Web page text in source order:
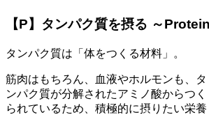
【P】タンパク質を摂る ～
タンパク質は 「体をつくる材料」。
筋肉はもちろん、血液やホルモンも、タ
ンパク質が分解されたアミノ酸からつく
られているため、積極的に摂りたい栄養